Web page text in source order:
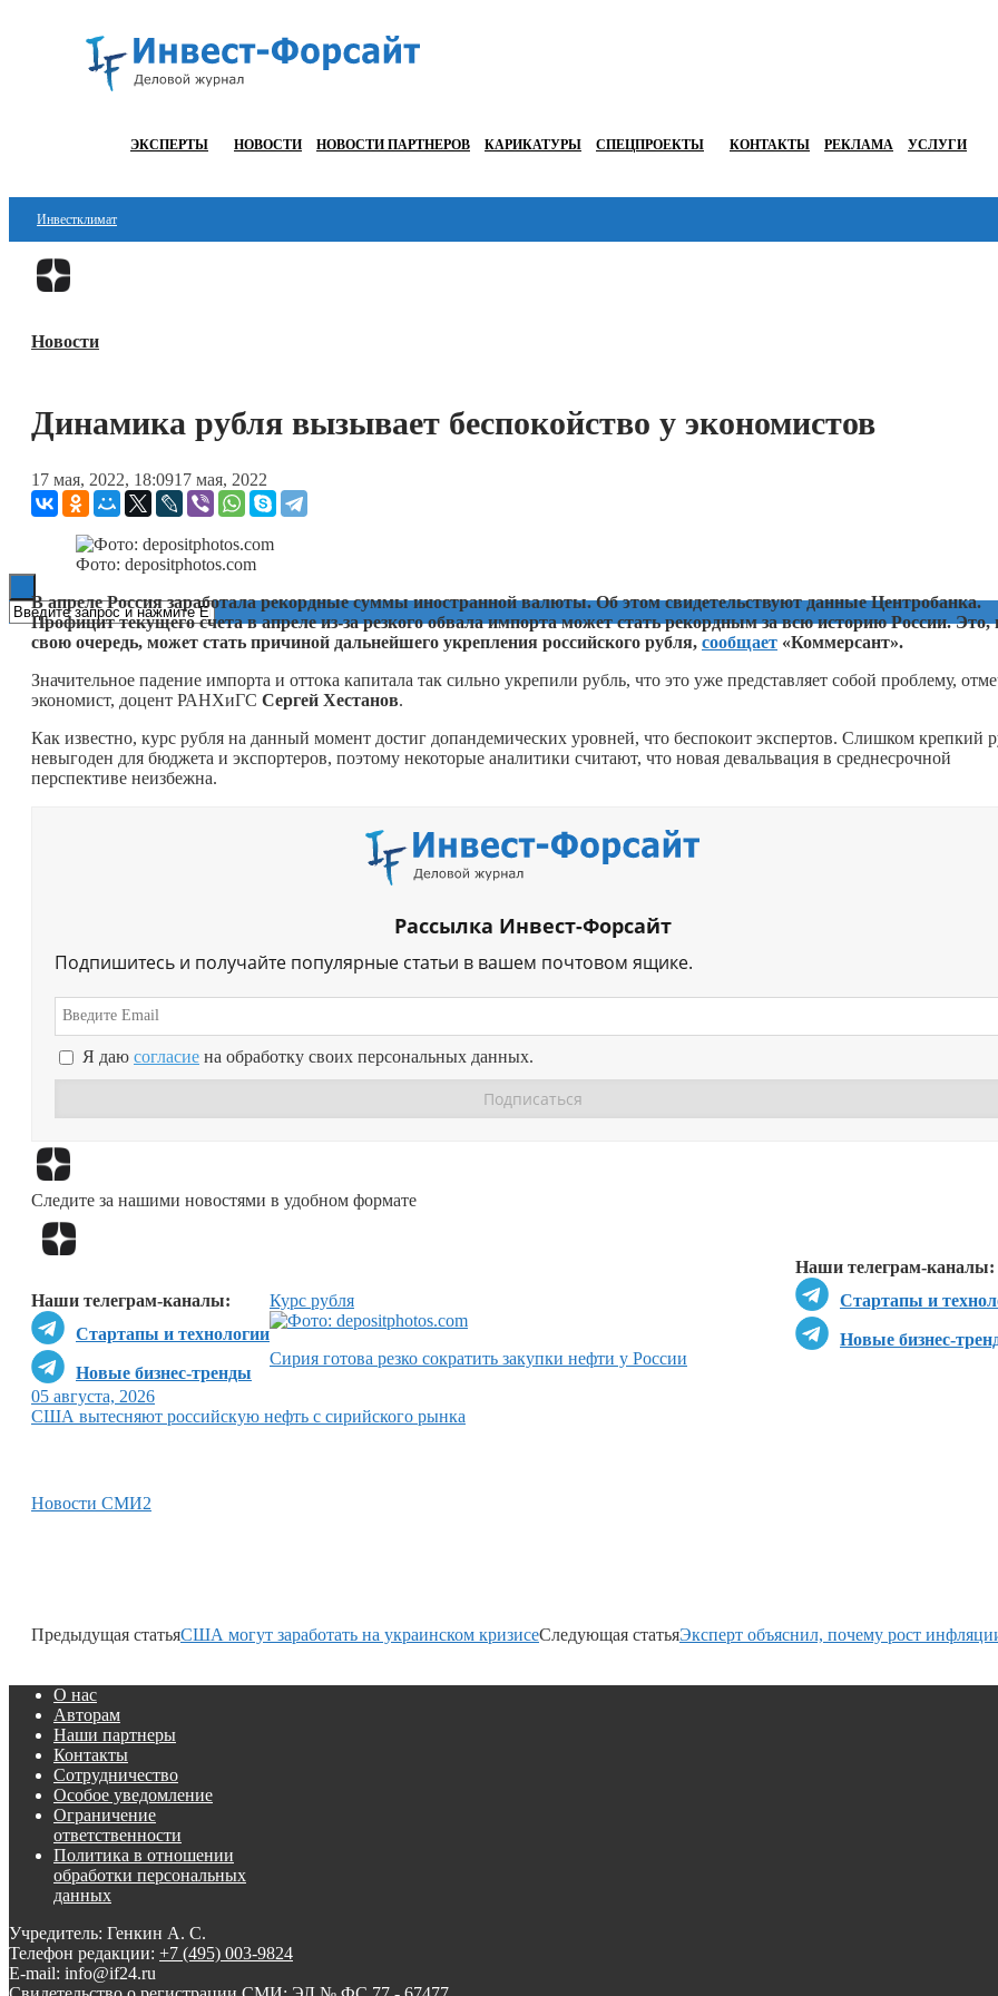
ЭКСПЕРТЫ НОВОСТИ НОВОСТИ ПАРТНЕРОВ КАРИКАТУРЫ СПЕЦПРОЕКТЫ КОНТАКТЫ РЕКЛАМА УСЛУГИ
Инвестклимат
Финансы
Блокчейн
Технологии
ESG
Новости
Динамика рубля вызывает беспокойство у экономистов
17 мая, 2022, 18:0917 мая, 2022
Фото: depositphotos.com
В апреле Россия заработала рекордные суммы иностранной валюты. Об этом свидетельствуют данные Центробанка.
Профицит текущего счета в апреле из-за резкого обвала импорта может стать рекордным за всю историю России. Это,
свою очередь, может стать причиной дальнейшего укрепления российского рубля, сообщает «Коммерсант».
Значительное падение импорта и оттока капитала так сильно укрепили рубль, что это уже представляет собой проблему,
экономист, доцент РАНХиГС Сергей Хестанов.
Как известно, курс рубля на данный момент достиг допандемических уровней, что беспокоит экспертов. Слишком крепкий
невыгоден для бюджета и экспортеров, поэтому некоторые аналитики считают, что новая девальвация в среднесрочной
перспективе неизбежна.
Рассылка Инвест-Форсайт
Подпишитесь и получайте популярные статьи в вашем почтовом ящике.
Я даю согласие на обработку своих персональных данных.
Следите за нашими новостями в удобном формате
Наши телеграм-каналы:
Стартапы и
Новые бизнес-
Наши телеграм-каналы:
Стартапы и технологии
Новые бизнес-тренды
Курс рубля
Сирия готова резко сократить закупки нефти у России
05 августа, 2026
США вытесняют российскую нефть с сирийского рынка
Новости СМИ2
Предыдущая статьяСША могут заработать на украинском кризисеСледующая статьяЭксперт объяснил, почему рост
О нас
Авторам
Наши партнеры
Контакты
Сотрудничество
Особое уведомление
Ограничение
ответственности
Политика в отношении
обработки персональных
данных
Учредитель: Генкин А. С.
Телефон редакции: +7 (495) 003-9824
E-mail: info@if24.ru